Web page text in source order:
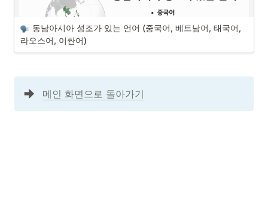
정한 주제로 즐길 수 있는 것입니다.
동남아시아 성조가 있는 언어 (중국어, 베트남어, 태국어, 라오
스어, 이싼어)
동남아시아 성조가 있는 언어 (중국어, 베트남어, 태국어,
라오스어, 이싼어)
메인 화면으로 돌아가기